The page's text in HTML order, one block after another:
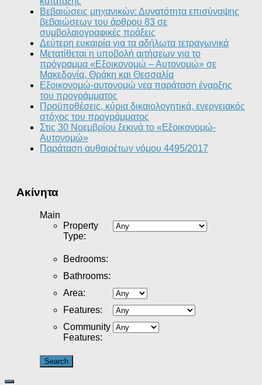
Βεβαιώσεις μηχανικών: Δυνατότητα επισύναψης
βεβαιώσεων του άρθρου 83 σε
συμβολαιογραφικές πράξεις
Δεύτερη ευκαιρία για τα αδήλωτα τετραγωνικά
Μετατίθεται η υποβολή αιτήσεων για το
πρόγραμμα «Εξοικονομώ – Αυτονομώ» σε
Μακεδονία, Θράκη και Θεσσαλία
Εξοικονομώ-αυτονομώ νεα παράταση έναρξης
του προγράμματος
Προϋποθέσεις, κύρια δικαιολογητικά, ενεργειακός
στόχος του προγράμματος
Στις 30 Νοεμβρίου ξεκινά το «Εξοικονομώ-
Αυτονομώ»
Παράταση αυθαιρέτων νόμου 4495/2017
Ακίνητα
Main
Property
Type:
Bedrooms:
Bathrooms:
Area:
Features:
Community
Features: